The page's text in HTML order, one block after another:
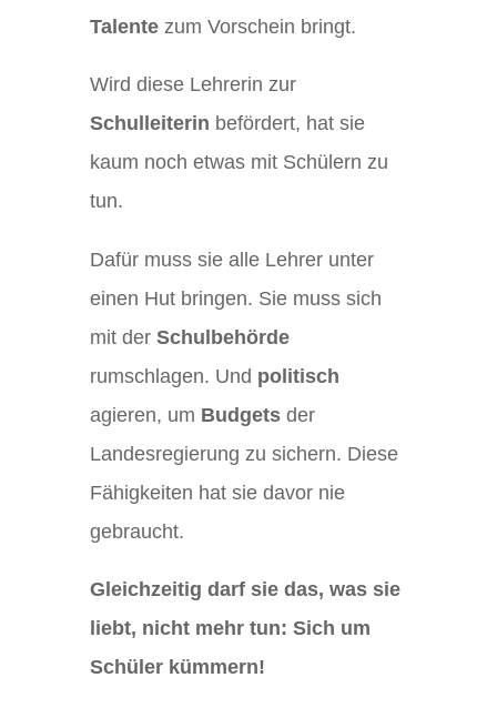
Talente zum Vorschein bringt.
Wird diese Lehrerin zur
Schulleiterin befördert, hat sie
kaum noch etwas mit Schülern zu
tun.
Dafür muss sie alle Lehrer unter
einen Hut bringen. Sie muss sich
mit der Schulbehörde
rumschlagen. Und politisch
agieren, um Budgetsder
Landesregierung zu sichern. Diese
Fähigkeiten hat sie davor nie
gebraucht.
Gleichzeitig darf sie das, was sie
liebt, nicht mehr tun: Sich um
Schüler kümmern!